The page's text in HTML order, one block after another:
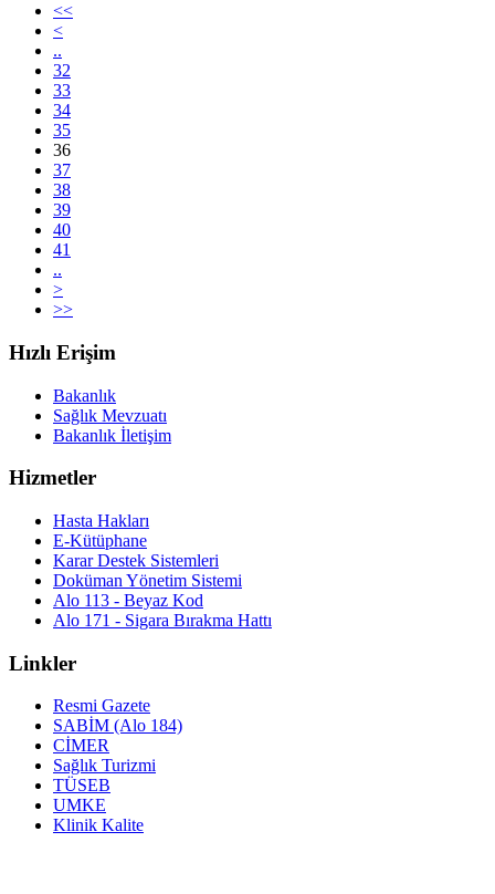
<<
<
..
32
33
34
35
36
37
38
39
40
41
..
>
>>
Hızlı Erişim
Bakanlık
Sağlık Mevzuatı
Bakanlık İletişim
Hizmetler
Hasta Hakları
E-Kütüphane
Karar Destek Sistemleri
Doküman Yönetim Sistemi
Alo 113 - Beyaz Kod
Alo 171 - Sigara Bırakma Hattı
Linkler
Resmi Gazete
SABİM (Alo 184)
CİMER
Sağlık Turizmi
TÜSEB
UMKE
Klinik Kalite